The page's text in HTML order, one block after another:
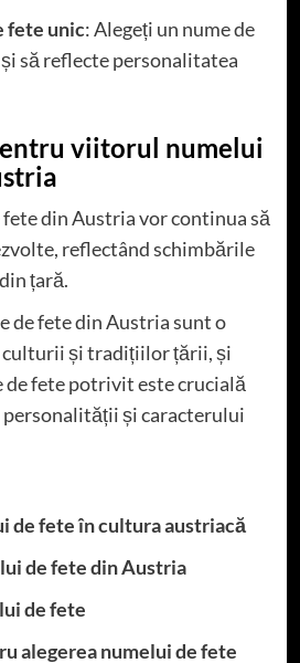
fete unic: Alegeți un nume de
să reflecte personalitatea
viitorul numelui
din Austria vor continua să
reflectând schimbările
țară.
de fete din Austria sunt o
și tradițiilor țării, și
de fete potrivit este crucială
și caracterului
de fete în cultura austriacă
de fete din Austria
de fete
alegerea numelui de fete